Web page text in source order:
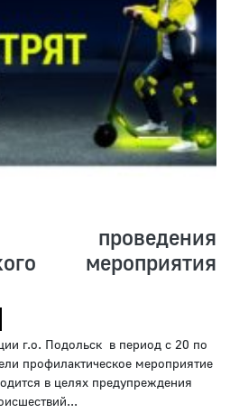
мероприятия
г.о. Подольск в период с 20 по
профилактическое мероприятие
в целях предупреждения